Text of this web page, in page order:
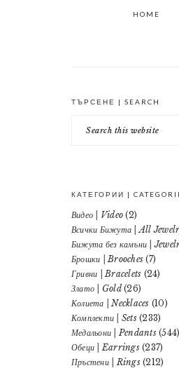
HOME
PRIMARY
SIDEBAR
ТЪРСЕНЕ | SEARCH
this
КАТЕГОРИИ |
Видео | Video (2)
Всички Бижута | All
Бижута без камъни |
Брошки | Brooches (7)
Гривни | Bracelets (24)
Злато | Gold(26)
Колиета | Necklaces (10)
Комплекти | Sets(233)
Медальони | Pendants(544)
Обеци | Earrings(237)
Пръстени | Rings(212)